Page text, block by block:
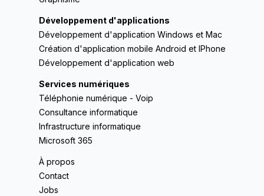
Développement d'applications
Développement d'application Windows et Mac
Création d'application mobile Android et IPhone
Développement d'application web
Services numériques
Téléphonie numérique - Voip
Consultance informatique
Infrastructure informatique
Microsoft 365
À propos
Contact
Jobs